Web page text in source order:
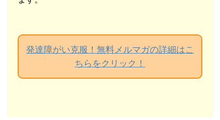
発達障がい克服！無料メルマガの詳細はこ
ちらをクリック！